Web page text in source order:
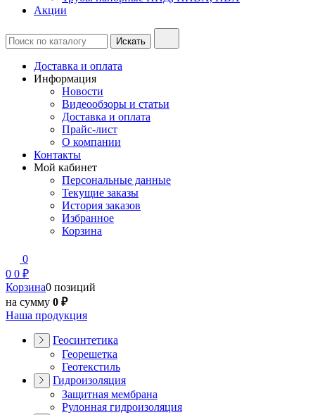
Акции
Доставка и оплата
Информация
Новости
Видеообзоры и статьи
Доставка и оплата
Прайс-лист
О компании
Контакты
Мой кабинет
Персональные данные
Текущие заказы
История заказов
Избранное
Корзина
0
0 0 ₽
Корзина0 позиций
на сумму 0 ₽
Наша продукция
Геосинтетика
Георешетка
Геотекстиль
Гидроизоляция
Защитная мембрана
Рулонная гидроизоляция